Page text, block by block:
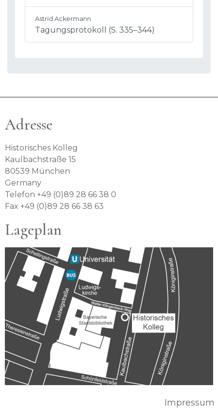
Astrid Ackermann
Tagungsprotokoll (S. 335–344)
Adresse
Historisches Kolleg
Kaulbachstraße 15
80539 München
Germany
Telefon +49 (0)89 28 66 38 0
Fax +49 (0)89 28 66 38 63
Lageplan
Impressum